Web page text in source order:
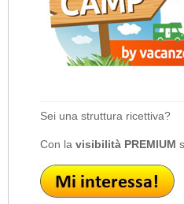
Sei una struttura ricettiva?
Con la visibilità PREMIUM